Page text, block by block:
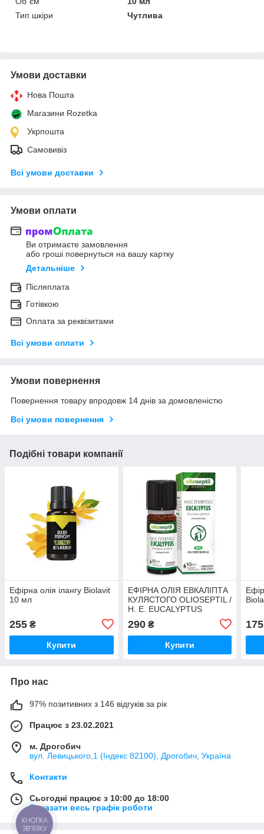
Тип шкіри
Чутлива
Умови доставки
Нова Пошта
Магазини Rozetka
Укрпошта
Самовивіз
Всі умови доставки
Умови оплати
Ви отримаєте замовлення
або гроші повернуться на вашу картку
Детальніше
Післяплата
Готівкою
Оплата за реквізитами
Всі умови оплати
Умови повернення
Повернення товару впродовж 14 днів за домовленістю
Всі умови повернення
Подібні товари компанії
Ефірна олія ілангу Biolavit
10 мл
255 ₴
Купити
ЕФІРНА ОЛІЯ ЕВКАЛІПТА
КУЛЯСТОГО OLIOSEPTIL /
H. E. EUCALYPTUS
ХЕМОТИПОВАНА
ОРГАНІЧНА HEBBD, 10
МЛ (OL20)
290₴
Купити
175
Про нас
97% позитивних з 146 відгуків за рік
Працює з 23.02.2021
м. Дрогобич
вул. Левицького,1 (Індекс 82100), Дрогобич, Україна
Контакти
Сьогодні працює з 10:00 до 18:00
Показати весь графік роботи
КНОПКА
ЗВ'ЯЗКУ